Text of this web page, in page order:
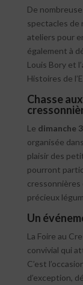
De
spectacles de
ateliers pour
également à
Louis Bory et
Histoires de
Chasse
Le dimanche
organisée
plaisir des
pourront
précieux
Un
La Foire au
convivial qui
C’est
d’exception,